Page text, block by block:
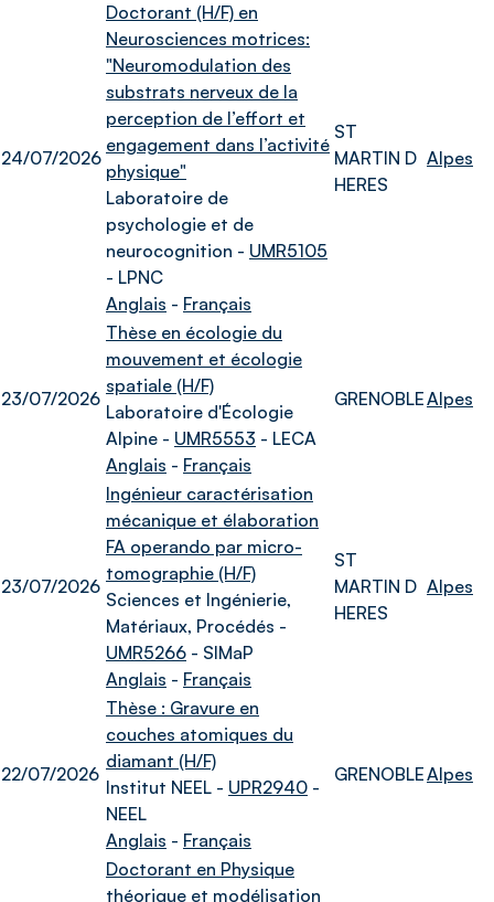
24/07/2026
Doctorant (H/F) en
Neurosciences motrices:
"Neuromodulation des
substrats nerveux de la
perception de l’effort et
engagement dans l’activité
physique"
Laboratoire de
psychologie et de
neurocognition - UMR5105
- LPNC
Anglais - Français
ST
MARTIN D
HERES
Alpes
23/07/2026
Thèse en écologie du
mouvement et écologie
spatiale (H/F)
Laboratoire d'Écologie
Alpine - UMR5553 - LECA
Anglais - Français
GRENOBLEAlpes
23/07/2026
Ingénieur caractérisation
mécanique et élaboration
FA operando par micro-
tomographie (H/F)
Sciences et Ingénierie,
Matériaux, Procédés -
UMR5266 - SIMaP
Anglais - Français
ST
MARTIN D
HERES
Alpes
22/07/2026
Thèse : Gravure en
couches atomiques du
diamant (H/F)
Institut NEEL - UPR2940 -
NEEL
Anglais - Français
GRENOBLEAlpes
Doctorant en Physique
théorique et modélisation